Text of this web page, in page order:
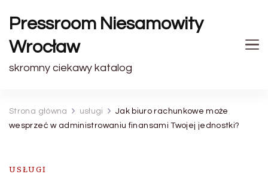
Pressroom Niesamowity
Wrocław
skromny ciekawy katalog
Strona główna usługi
Jak biuro rachunkowe może
wesprzeć w administrowaniu finansami Twojej jednostki?
USŁUGI